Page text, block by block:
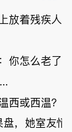
放着残疾人
你怎么老了
西或西温？
，她室友悄